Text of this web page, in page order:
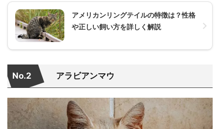
アメリカンリングテイルの特徴は？性格
や正しい飼い方を詳しく解説
No.2 アラビアンマウ